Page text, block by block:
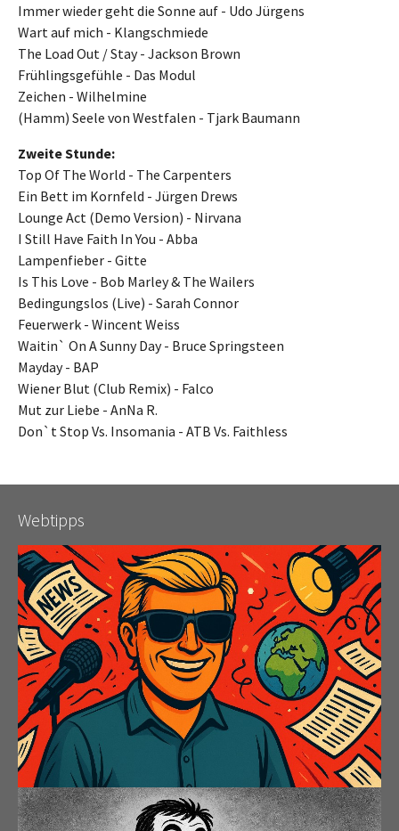
Immer wieder geht die Sonne auf - Udo Jürgens
Wart auf mich - Klangschmiede
The Load Out / Stay - Jackson Brown
Frühlingsgefühle - Das Modul
Zeichen - Wilhelmine
(Hamm) Seele von Westfalen - Tjark Baumann
Zweite Stunde:
Top Of The World - The Carpenters
Ein Bett im Kornfeld - Jürgen Drews
Lounge Act (Demo Version) - Nirvana
I Still Have Faith In You - Abba
Lampenfieber - Gitte
Is This Love - Bob Marley & The Wailers
Bedingungslos (Live) - Sarah Connor
Feuerwerk - Wincent Weiss
Waitin` On A Sunny Day - Bruce Springsteen
Mayday - BAP
Wiener Blut (Club Remix) - Falco
Mut zur Liebe - AnNa R.
Don`t Stop Vs. Insomania - ATB Vs. Faithless
Webtipps